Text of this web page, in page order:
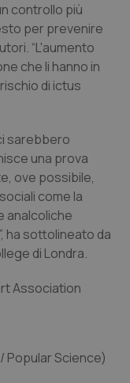
Ulcerosa
controllo più
per prevenire
“L'aumento
che li hanno in
di ictus
sarebbero
una prova
ove possibile,
come la
analcoliche
ha sottolineato da
di Londra.
Association
Popular Science)